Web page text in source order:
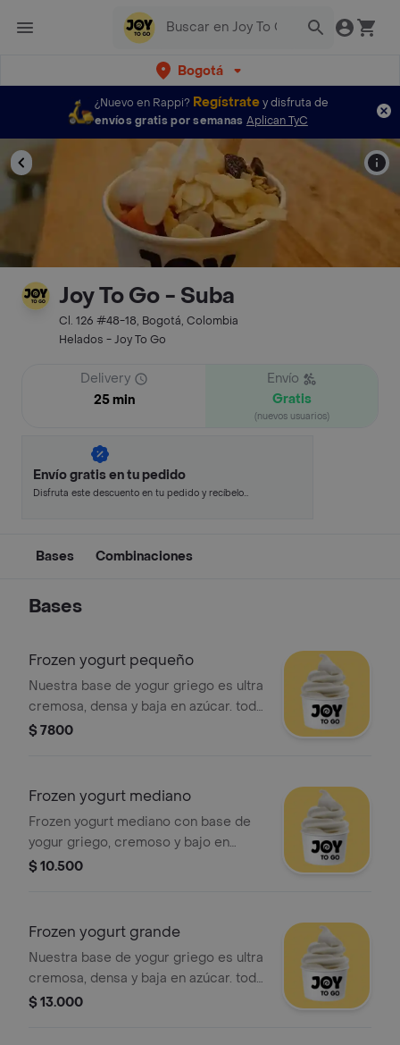
Bogotá
¿Nuevo en Rappi? Regístratey disfruta de
envíos gratis por semanas Aplican TyC
Joy To Go - Suba
Cl. 126 #48-18, Bogotá, Colombia
Helados - Joy To Go
Delivery
25 min
Envío
Gratis
(nuevos usuarios)
Envío gratis en tu pedido
Disfruta este descuento en tu pedido y recíbelo
Bases Combinaciones
Bases
Frozen yogurt pequeño
Nuestra base de yogur griego es ultra
cremosa, densa y baja en azúcar. todo
el placer indulgente que buscas,
$ 7800
Frozen yogurt mediano
Frozen yogurt mediano con base de
yogur griego, cremoso y bajo en
azúcar.
$ 10.500
Frozen yogurt grande
Nuestra base de yogur griego es ultra
cremosa, densa y baja en azúcar. todo
el placer indulgente que buscas,
$ 13.000